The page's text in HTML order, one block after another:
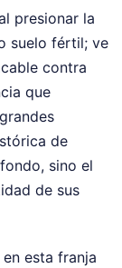
presionar la
suelo fértil; ve
contra
que
de
sino el
de sus
esta franja